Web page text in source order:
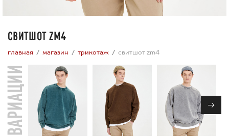
СВИТШОТ ZM4
главная магазин трикотаж свитшот zm4
ВАРИАЦИИ →